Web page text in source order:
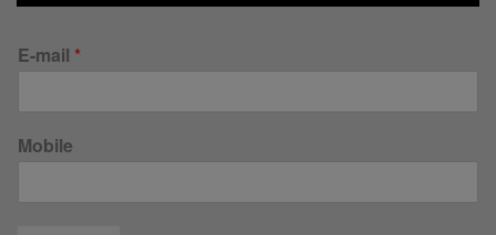
E-mail *
Mobile